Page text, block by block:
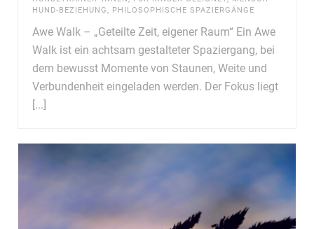
HUND-BEZIEHUNG
PHILOSOPHISCHE SPAZIERGÄNGE
Awe Walk – „Geteilte Zeit, eigener Raum“ Ein Awe
Walk ist ein achtsam gestalteter Spaziergang, bei
dem bewusst Momente von Staunen, Weite und
Verbundenheit eingeladen werden. Der Fokus liegt
[...]